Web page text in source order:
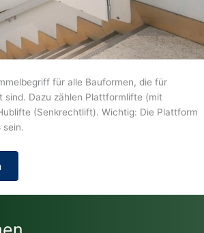
für alle Bauformen, die für
sind. Dazu zählen Plattformlifte (mit
(Senkrechtlift). Wichtig: Die Plattform
sein.